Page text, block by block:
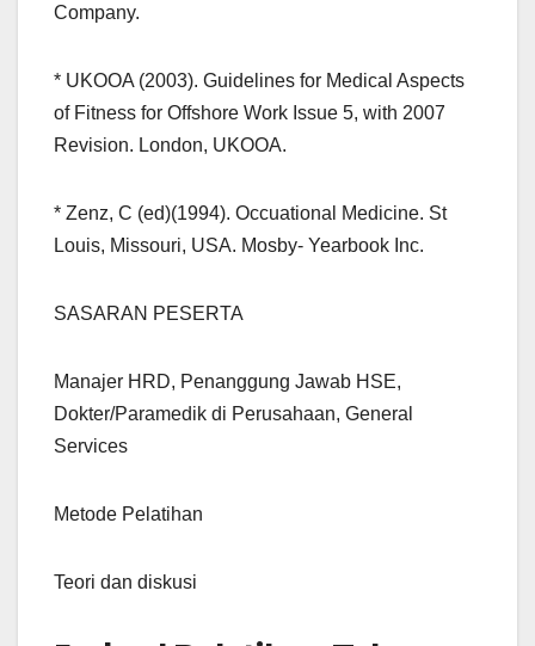
Company.
* UKOOA (2003). Guidelines for Medical Aspects
of Fitness for Offshore Work Issue 5, with 2007
Revision. London, UKOOA.
* Zenz, C (ed)(1994). Occuational Medicine. St
Louis, Missouri, USA. Mosby- Yearbook Inc.
SASARAN PESERTA
Manajer HRD, Penanggung Jawab HSE,
Dokter/Paramedik di Perusahaan, General
Services
Metode Pelatihan
Teori dan diskusi